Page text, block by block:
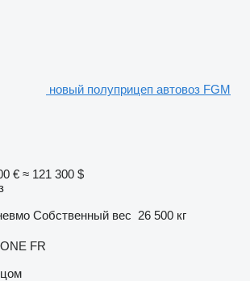
новый полуприцеп автовоз FGM
€ ≈ 121 300 $
Собственный вес 26 500 кг
FR